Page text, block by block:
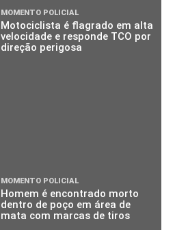
MOMENTO POLICIAL
Motociclista é flagrado em alta
velocidade e responde TCO por
direção perigosa
MOMENTO POLICIAL
Homem é encontrado morto
dentro de poço em área de
mata com marcas de tiros